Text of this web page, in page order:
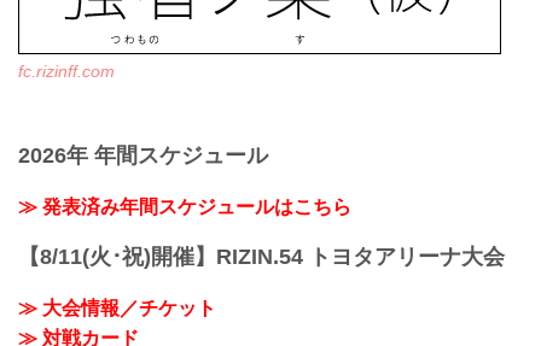
fc.rizinff.com
2026年 年間スケジュール
≫ 発表済み年間スケジュールはこちら
【8/11(火･祝)開催】RIZIN.54 トヨタアリーナ大会
≫ 大会情報／チケット
≫ 対戦カード